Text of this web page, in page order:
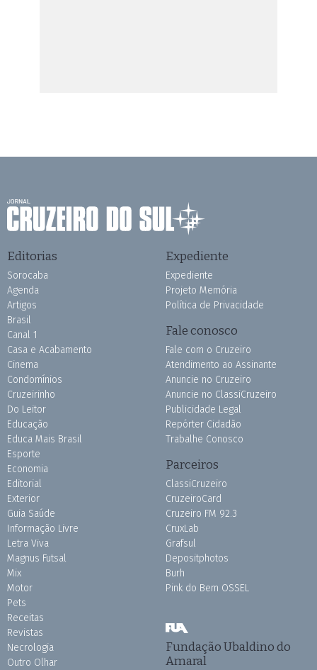
Editorias
Sorocaba
Agenda
Artigos
Brasil
Canal 1
Casa e Acabamento
Cinema
Condomínios
Cruzeirinho
Do Leitor
Educação
Educa Mais Brasil
Esporte
Economia
Editorial
Exterior
Guia Saúde
Informação Livre
Letra Viva
Magnus Futsal
Mix
Motor
Pets
Receitas
Revistas
Necrologia
Outro Olhar
Expediente
Expediente
Projeto Memória
Política de Privacidade
Fale conosco
Fale com o Cruzeiro
Atendimento ao Assinante
Anuncie no Cruzeiro
Anuncie no ClassiCruzeiro
Publicidade Legal
Repórter Cidadão
Trabalhe Conosco
Parceiros
ClassiCruzeiro
CruzeiroCard
Cruzeiro FM 92.3
CruxLab
Grafsul
Depositphotos
Burh
Pink do Bem OSSEL
Fundação Ubaldino do
Amaral